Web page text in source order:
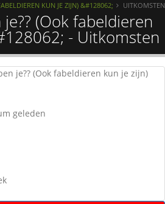
KUN JE ZIJN) &#128062;
UITKOMSTEN
(Ook fabeldieren
- Uitkomsten
je?? (Ook fabeldieren kun je zijn)
geleden